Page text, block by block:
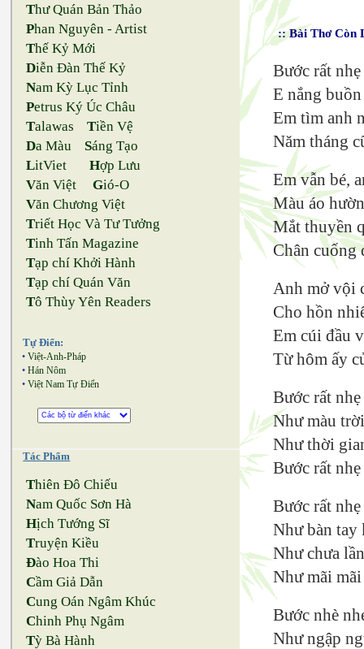
Thư Quán Bản Thảo
Phan Nguyên - Artist
Thế Kỷ Mới
Diễn Đàn Thế Kỷ
Nam Kỳ Lục Tỉnh
Petrus Ký Úc Châu
Talawas Tiền Vệ
Da Màu Sáng Tạo
LitViet Hợp Lưu
Văn Việt Gió-O
Văn Chương Việt
Triết Học Và Tư Tưởng
Tinh Tấn Magazine
Tạp chí Khởi Hành
Tạp chí Quán Văn
Tô Thùy Yên Readers
Tự Điển:
• Việt-Anh-Pháp
• Hán Nôm
• Việt Nam Tự Điển
Tác Phẩm
Thiên Đô Chiếu
Nam Quốc Sơn Hà
Hịch Tướng Sĩ
Truyện Kiều
Đào Hoa Thi
Cầm Giả Dẫn
Cung Oán Ngâm Khúc
Chinh Phụ Ngâm
Tỳ Bà Hành
:: Bài Thơ Còn
Bước rất
E nắng
Em tìm anh
Năm tháng
Em vẫn bé,
Màu áo
Mắt thuyền
Chân cuống
Anh mở vội
Cho hồn
Em cúi đầu
Từ hôm ấy
Bước rất
Như màu
Như thời
Bước rất
Bước rất
Như bàn tay
Như chưa
Như mãi
Bước nhè
Như ngập